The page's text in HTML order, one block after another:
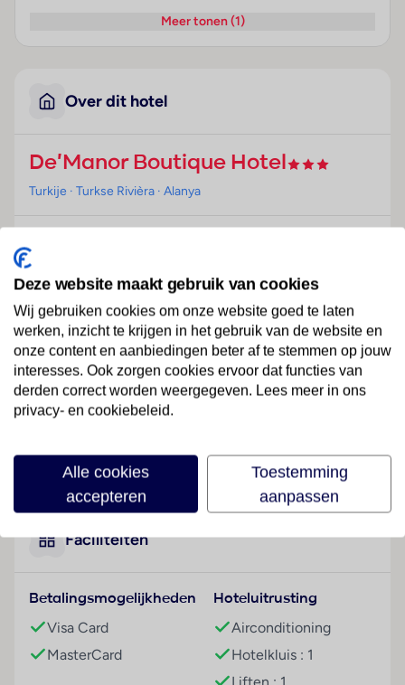
Meer tonen (1)
Over dit hotel
De'Manor Boutique Hotel
Turkije · Turkse Rivièra · Alanya
Dit hotel bevindt zich in Alanya, op slechts een paar
meter van het strand.
Hotelfaciliteiten
Dit hotel beschikt over een lift en een receptie. Het
verblijf biedt een bagagedepot, een kluis, een
geldautomaat, een transferservice, een kamerservice,
een wasservice, een muntwasserette en een
tourdesk biedt ondersteuning bij het boeken van
excursies. In de supermarkt zijn producten voor het
dagelijks gebruik verkrijgbaar. Buiten biedt een tuin
extra ruimte voor ontspanning en recreatie.
Afhankelijk van de beschikbaarheid kunnen reizigers
behoort een eigen shuttlebus. Sportieve gasten die
het omliggende landschap op de fiets willen
verkennen, zullen de fietZeezichterhuur op prijs
Lees meer
Faciliteiten
Betalingsmogelijkheden
Visa Card
MasterCard
Hoteluitrusting
Airconditioning
Hotelkluis : 1
Deze website maakt gebruik van cookies
Wij gebruiken cookies om onze website goed te laten
werken, inzicht te krijgen in het gebruik van de website en
onze content en aanbiedingen beter af te stemmen op jouw
interesses. Ook zorgen cookies ervoor dat functies van
derden correct worden weergegeven. Lees meer in ons
privacy- en cookiebeleid.
Alle cookies
accepteren
Toestemming
aanpassen